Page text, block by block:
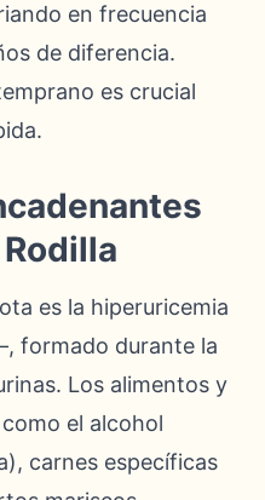
en frecuencia
de diferencia.
es crucial
es la hiperuricemia
formado durante la
Los alimentos y
el alcohol
carnes específicas